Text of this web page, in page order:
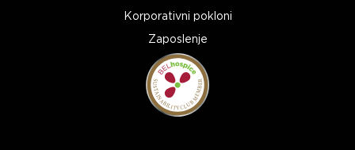
Korporativni pokloni
Zaposlenje